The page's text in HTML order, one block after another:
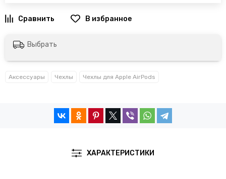
Выбрать
Аксессуары Чехлы Чехлы для Apple AirPods
ХАРАКТЕРИСТИКИ